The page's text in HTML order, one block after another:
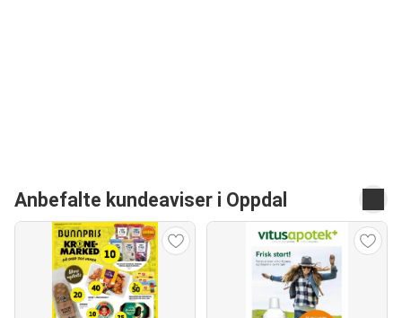
Anbefalte kundeaviser i Oppdal